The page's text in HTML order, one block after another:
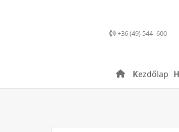
+36 (49) 544- 600
Kezdőlap